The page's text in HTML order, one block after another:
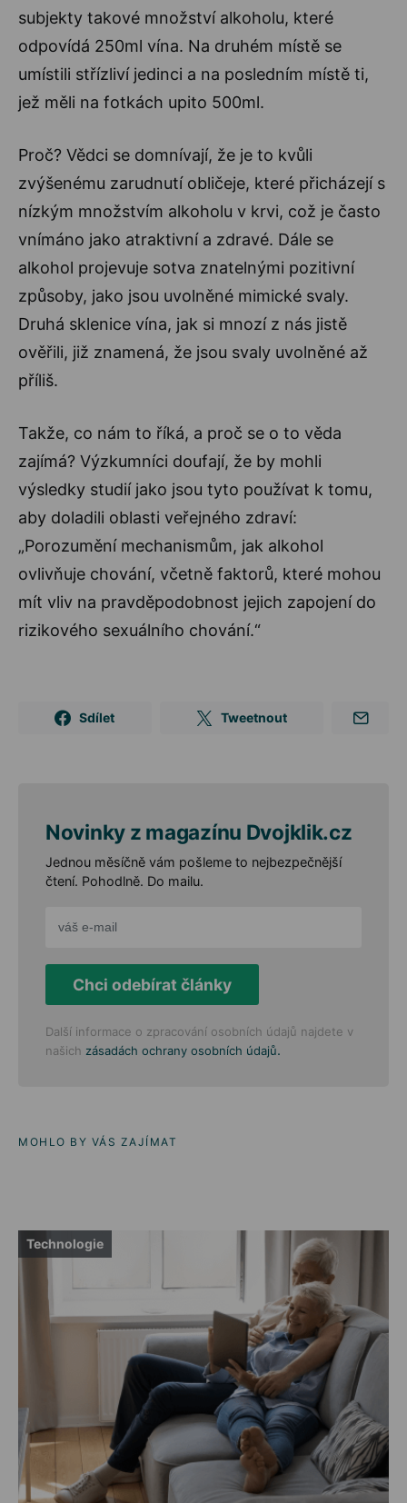
subjekty takové množství alkoholu, které
odpovídá 250ml vína. Na druhém místě se
umístili střízliví jedinci a na posledním místě ti,
jež měli na fotkách upito 500ml.
Proč? Vědci se domnívají, že je to kvůli
zvýšenému zarudnutí obličeje, které přicházejí s
nízkým množstvím alkoholu v krvi, což je často
vnímáno jako atraktivní a zdravé. Dále se
alkohol projevuje sotva znatelnými pozitivní
způsoby, jako jsou uvolněné mimické svaly.
Druhá sklenice vína, jak si mnozí z nás jistě
ověřili, již znamená, že jsou svaly uvolněné až
příliš.
Takže, co nám to říká, a proč se o to věda
zajímá? Výzkumníci doufají, že by mohli
výsledky studií jako jsou tyto používat k tomu,
aby doladili oblasti veřejného zdraví:
„Porozumění mechanismům, jak alkohol
ovlivňuje chování, včetně faktorů, které mohou
mít vliv na pravděpodobnost jejich zapojení do
rizikového sexuálního chování.“
Sdílet Tweetnout
Novinky z magazínu Dvojklik.cz
Jednou měsíčně vám pošleme to nejbezpečnější
čtení. Pohodlně. Do mailu.
Chci odebírat články
Další informace o zpracování osobních údajů najdete v
našich zásadách ochrany osobních údajů.
MOHLO BY VÁS ZAJÍMAT
Technologie